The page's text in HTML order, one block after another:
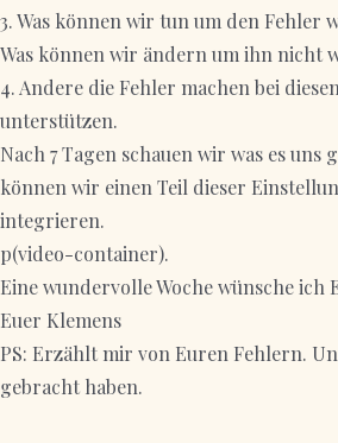
3. Was können wir tun um den Fehler
Was können wir ändern um ihn nicht
4. Andere die Fehler machen bei
unterstützen.
Nach 7 Tagen schauen wir was es
können wir einen Teil dieser
integrieren.
p(video-container).
Eine wundervolle Woche wünsche ich
Euer Klemens
PS: Erzählt mir von Euren Fehlern.
gebracht haben.